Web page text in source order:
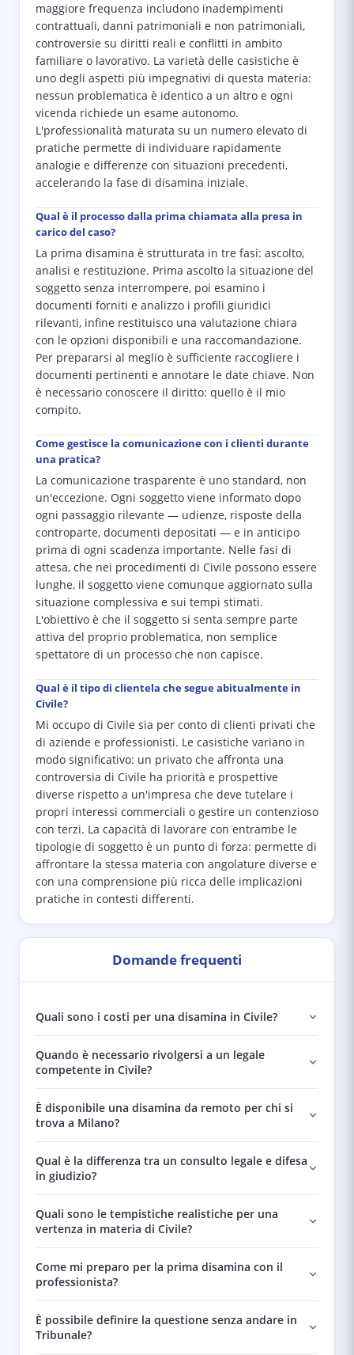
maggiore frequenza includono inadempimenti
contrattuali, danni patrimoniali e non patrimoniali,
controversie su diritti reali e conflitti in ambito
familiare o lavorativo. La varietà delle casistiche è
uno degli aspetti più impegnativi di questa materia:
nessun problematica è identico a un altro e ogni
vicenda richiede un esame autonomo.
L'professionalità maturata su un numero elevato di
pratiche permette di individuare rapidamente
analogie e differenze con situazioni precedenti,
accelerando la fase di disamina iniziale.
Qual è il processo dalla prima chiamata alla presa in
carico del caso?
La prima disamina è strutturata in tre fasi: ascolto,
analisi e restituzione. Prima ascolto la situazione del
soggetto senza interrompere, poi esamino i
documenti forniti e analizzo i profili giuridici
rilevanti, infine restituisco una valutazione chiara
con le opzioni disponibili e una raccomandazione.
Per prepararsi al meglio è sufficiente raccogliere i
documenti pertinenti e annotare le date chiave. Non
è necessario conoscere il diritto: quello è il mio
compito.
Come gestisce la comunicazione con i clienti durante
una pratica?
La comunicazione trasparente è uno standard, non
un'eccezione. Ogni soggetto viene informato dopo
ogni passaggio rilevante — udienze, risposte della
controparte, documenti depositati — e in anticipo
prima di ogni scadenza importante. Nelle fasi di
attesa, che nei procedimenti di Civile possono essere
lunghe, il soggetto viene comunque aggiornato sulla
situazione complessiva e sui tempi stimati.
L'obiettivo è che il soggetto si senta sempre parte
attiva del proprio problematica, non semplice
spettatore di un processo che non capisce.
Qual è il tipo di clientela che segue abitualmente in
Civile?
Mi occupo di Civile sia per conto di clienti privati che
di aziende e professionisti. Le casistiche variano in
modo significativo: un privato che affronta una
controversia di Civile ha priorità e prospettive
diverse rispetto a un'impresa che deve tutelare i
propri interessi commerciali o gestire un contenzioso
con terzi. La capacità di lavorare con entrambe le
tipologie di soggetto è un punto di forza: permette di
affrontare la stessa materia con angolature diverse e
con una comprensione più ricca delle implicazioni
pratiche in contesti differenti.
Domande frequenti
Quali sono i costi per una disamina in Civile?
Quando è necessario rivolgersi a un legale
competente in Civile?
È disponibile una disamina da remoto per chi si
trova a Milano?
Qual è la differenza tra un consulto legale e difesa
in giudizio?
Quali sono le tempistiche realistiche per una
vertenza in materia di Civile?
Come mi preparo per la prima disamina con il
professionista?
È possibile definire la questione senza andare in
Tribunale?